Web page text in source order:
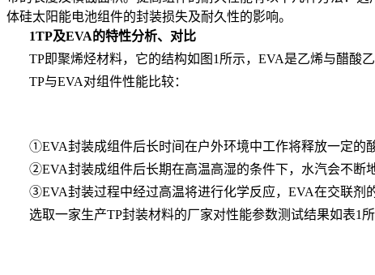
体硅太阳能电池组件的封装损失及耐久性的影响。
1TP及EVA的特性分析、对比
TP即聚烯烃材料，它的结构如图1所示，EVA是乙烯与醋酸
TP与EVA对组件性能比较：
①EVA封装成组件后长时间在户外环境中工作将释放一定的
②EVA封装成组件后长期在高温高湿的条件下，水汽会不断
③EVA封装过程中经过高温将进行化学反应，EVA在交联剂
选取一家生产TP封装材料的厂家对性能参数测试结果如表1